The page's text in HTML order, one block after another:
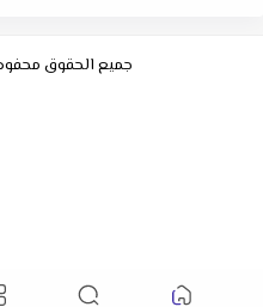
جميع الحقوق